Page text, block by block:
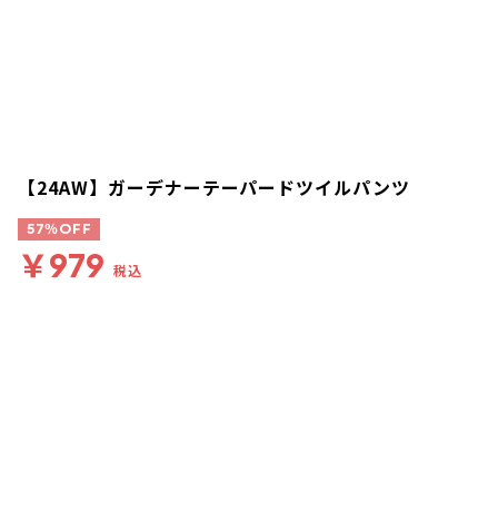
【24AW】ガーデナーテーパードツイルパンツ
57％OFF
￥979 税込